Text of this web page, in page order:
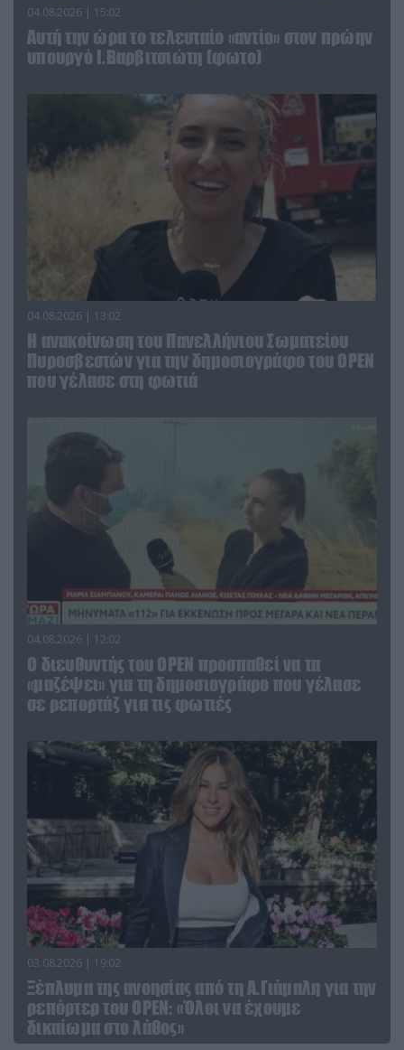
04.08.2026 | 15:02
Αυτή την ώρα το τελευταίο «αντίο» στον πρώην
υπουργό Ι.Βαρβιτσιώτη (φωτο)
04.08.2026 | 13:02
Η ανακοίνωση του Πανελλήνιου Σωματείου
Πυροσβεστών για την δημοσιογράφο του OPEN
που γέλασε στη φωτιά
04.08.2026 | 12:02
O διευθυντής του OPEN προσπαθεί να τα
«μαζέψει» για τη δημοσιογράφο που γέλασε
σε ρεπορτάζ για τις φωτιές
03.08.2026 | 19:02
Ξέπλυμα της ανοησίας από τη Α.Γιάμαλη για την
ρεπόρτερ του ΟΡΕΝ: «Όλοι να έχουμε
δικαίωμα στο λάθος»